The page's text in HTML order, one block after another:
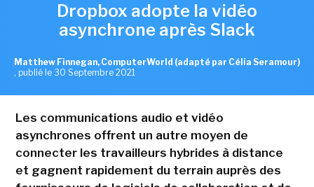
Dropbox adopte la vidéo
asynchrone après Slack
Matthew Finnegan, ComputerWorld (adapté par Célia Seramour)
, publié le 30 Septembre 2021
Les communications audio et vidéo
asynchrones offrent un autre moyen de
connecter les travailleurs hybrides à distance
et gagnent rapidement du terrain auprès des